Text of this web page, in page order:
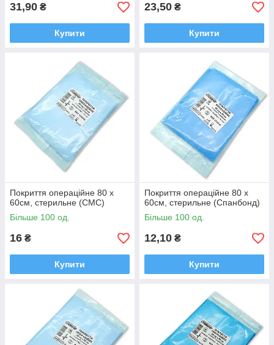
31,90 ₴
Купити
23,50 ₴
Купити
Покриття операційне 80 х
60см, стерильне (СМС)
Більше 100 од.
16 ₴
Купити
Покриття операційне 80 х
60см, стерильне (Спанбонд)
Більше 100 од.
12,10 ₴
Купити